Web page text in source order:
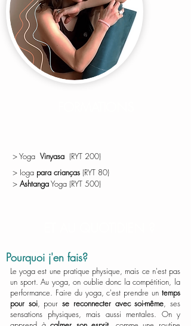
> Yoga Vinyasa (RYT 200)
> Ioga para crianças (RYT 80)
> AshtangaYoga (RYT 500)
Pourquoi j'en fais?
Le yoga est une pratique physique, mais ce n'est pas
un sport. Au yoga, on oublie donc la compétition, la
performance. Faire du yoga, c'est prendre un temps
pour soi, pourse reconnecter avec soi-même, ses
sensations physiques, mais aussi mentales. On y